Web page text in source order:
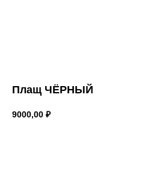
Плащ ЧЁРНЫЙ
9000,00 ₽